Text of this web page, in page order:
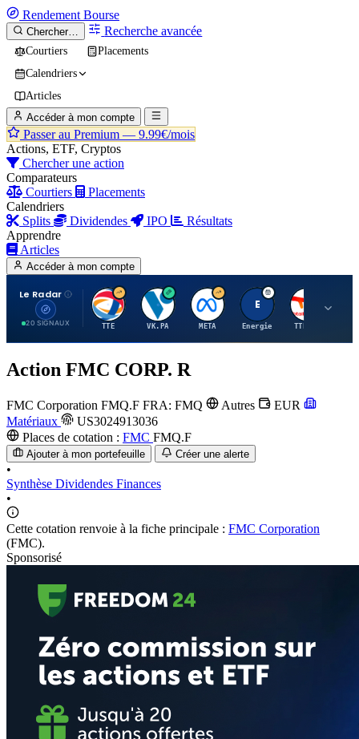
Rendement Bourse
Chercher… Recherche avancée
Courtiers
Placements
Calendriers
Articles
Accéder à mon compte
Passer au Premium — 9.99€/mois
Actions, ETF, Cryptos
Chercher une action
Comparateurs
Courtiers
Placements
Calendriers
Splits
Dividendes IPO
Résultats
Apprendre
Articles
Accéder à mon compte
Le Radar
20 SIGNAUX
T
TTE
V
VK.PA
M
META
E
Energie
T
TTE.PA
Action FMC CORP. R
FMC Corporation FMQ.F FRA: FMQ Autres
EUR
Matériaux
US3024913036
Places de cotation : FMC FMQ.F
Ajouter à mon portefeuille Créer une alerte
•
Synthèse Dividendes Finances
•
Cette cotation renvoie à la fiche principale : FMC Corporation
(FMC).
Sponsorisé